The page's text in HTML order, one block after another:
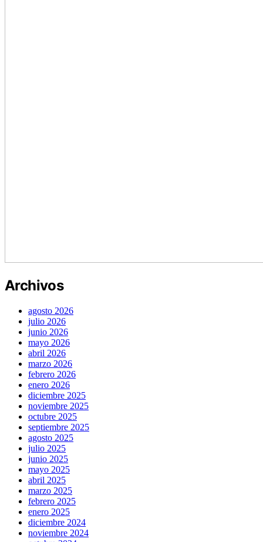
Archivos
agosto 2026
julio 2026
junio 2026
mayo 2026
abril 2026
marzo 2026
febrero 2026
enero 2026
diciembre 2025
noviembre 2025
octubre 2025
septiembre 2025
agosto 2025
julio 2025
junio 2025
mayo 2025
abril 2025
marzo 2025
febrero 2025
enero 2025
diciembre 2024
noviembre 2024